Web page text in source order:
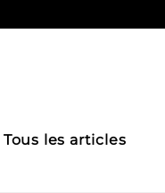
Tous les articles